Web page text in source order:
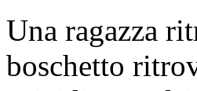
Una ragazza
boschetto